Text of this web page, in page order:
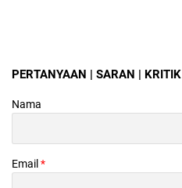
PERTANYAAN | SARAN | KRITIK
Nama
Email *